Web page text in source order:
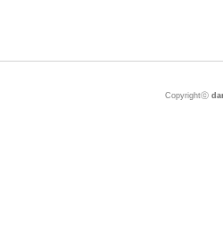
Copyrightⓒ